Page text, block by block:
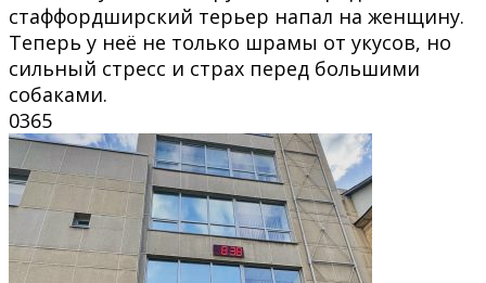
стаффордширский терьер напал на женщину.
Теперь у неё не только шрамы от укусов, но
сильный стресс и страх перед большими
собаками.
0365